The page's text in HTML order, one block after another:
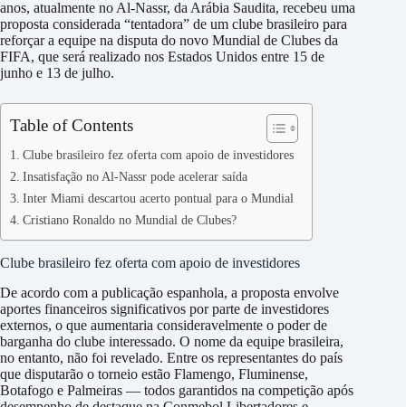
anos, atualmente no Al-Nassr, da Arábia Saudita, recebeu uma
proposta considerada “tentadora” de um clube brasileiro para
reforçar a equipe na disputa do novo Mundial de Clubes da
FIFA, que será realizado nos Estados Unidos entre 15 de
junho e 13 de julho.
Table of Contents
Clube brasileiro fez oferta com apoio de investidores
Insatisfação no Al-Nassr pode acelerar saída
Inter Miami descartou acerto pontual para o Mundial
Cristiano Ronaldo no Mundial de Clubes?
Clube brasileiro fez oferta com apoio de investidores
De acordo com a publicação espanhola, a proposta envolve
aportes financeiros significativos por parte de investidores
externos, o que aumentaria consideravelmente o poder de
barganha do clube interessado. O nome da equipe brasileira,
no entanto, não foi revelado. Entre os representantes do país
que disputarão o torneio estão Flamengo, Fluminense,
Botafogo e Palmeiras — todos garantidos na competição após